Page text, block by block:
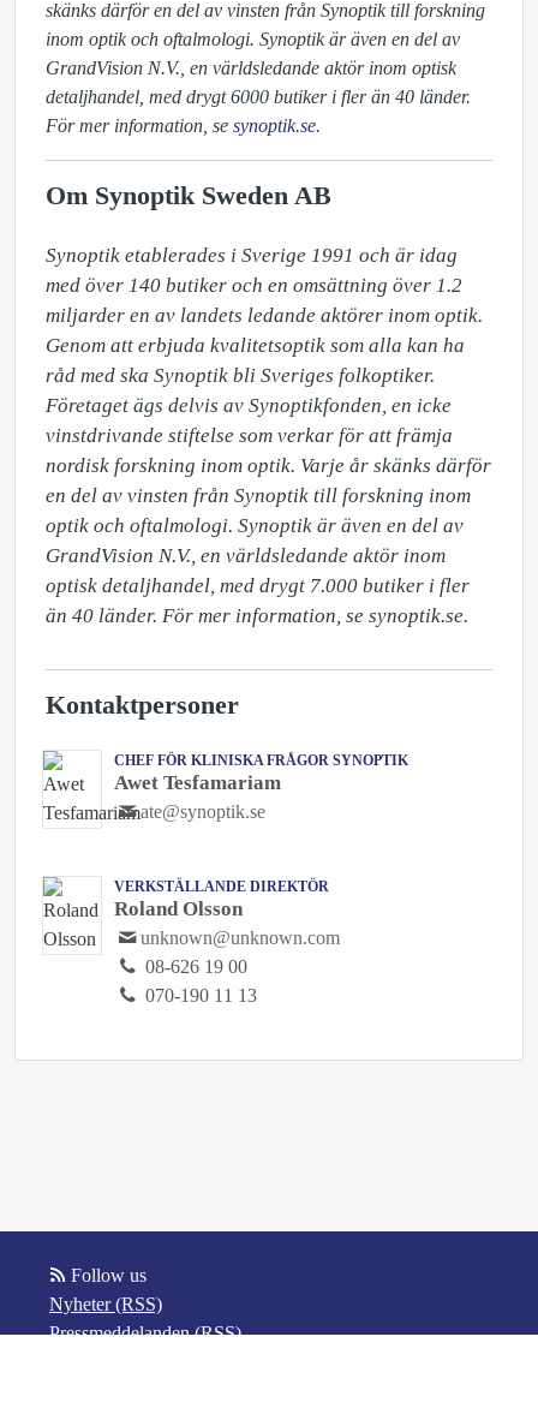
skänks därför en del av vinsten från Synoptik till forskning
inom optik och oftalmologi. Synoptik är även en del av
GrandVision N.V., en världsledande aktör inom optisk
detaljhandel, med drygt 6000 butiker i fler än 40 länder.
För mer information, se synoptik.se.
Om Synoptik Sweden AB
Synoptik etablerades i Sverige 1991 och är idag
med över 140 butiker och en omsättning över 1.2
miljarder en av landets ledande aktörer inom optik.
Genom att erbjuda kvalitetsoptik som alla kan ha
råd med ska Synoptik bli Sveriges folkoptiker.
Företaget ägs delvis av Synoptikfonden, en icke
vinstdrivande stiftelse som verkar för att främja
nordisk forskning inom optik. Varje år skänks därför
en del av vinsten från Synoptik till forskning inom
optik och oftalmologi. Synoptik är även en del av
GrandVision N.V., en världsledande aktör inom
optisk detaljhandel, med drygt 7.000 butiker i fler
än 40 länder. För mer information, se synoptik.se.
Kontaktpersoner
CHEF FÖR KLINISKA FRÅGOR SYNOPTIK
Awet Tesfamariam
ate@synoptik.se
VERKSTÄLLANDE DIREKTÖR
Roland Olsson
unknown@unknown.com
08-626 19 00
070-190 11 13
Follow us
Nyheter (RSS)
Pressmeddelanden (RSS)